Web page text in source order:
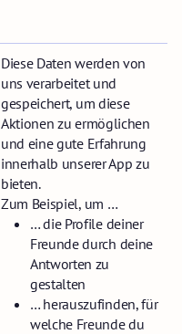
Diese Daten werden von
uns verarbeitet und
gespeichert, um diese
Aktionen zu ermöglichen
und eine gute Erfahrung
innerhalb unserer App zu
bieten.
Zum Beispiel, um …
… die Profile deiner
Freunde durch deine
Antworten zu
gestalten
… herauszufinden, für
welche Freunde du